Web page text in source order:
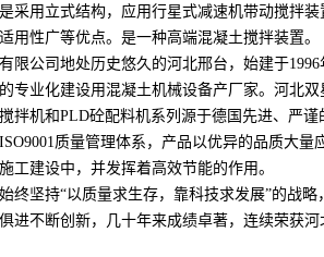
采用立式结构，应用行星式减速机带动搅拌
用性广等优点。是一种高端混凝土搅拌装置。
限公司地处历史悠久的河北邢台，始建于
专业化建设用混凝土机械设备产厂家。河北
拌机和PLD砼配料机系列源于德国先进、严
质量管理体系，产品以优异的品质大
工建设中，并发挥着高效节能的作用。
终坚持“以质量求生存，靠科技求发展”的战
进不断创新，几十年来成绩卓著，连续荣获